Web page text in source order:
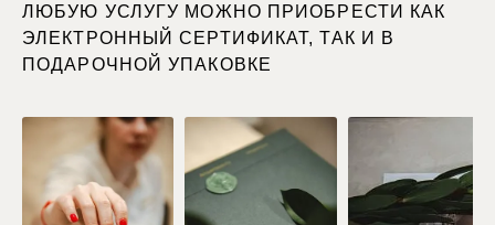
ЛЮБУЮ УСЛУГУ МОЖНО ПРИОБРЕСТИ КАК
ЭЛЕКТРОННЫЙ СЕРТИФИКАТ, ТАК И В
ПОДАРОЧНОЙ УПАКОВКЕ